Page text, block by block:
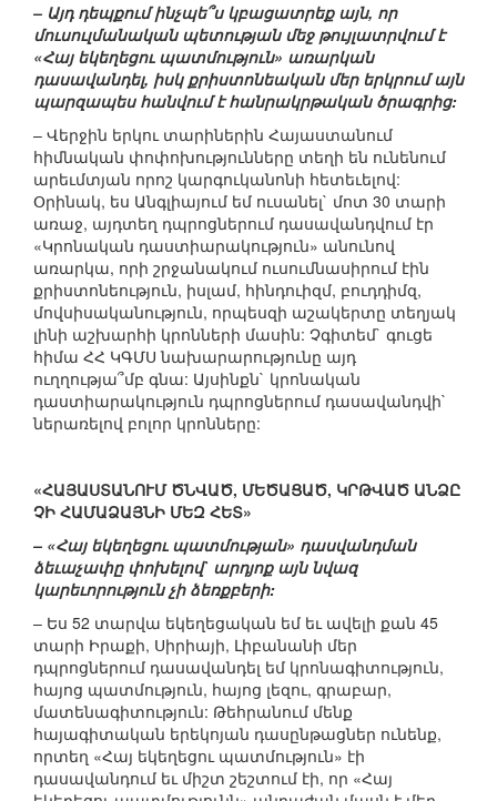
– Այդ դեպքում ինչպե՞ս կբացատրեք այն, որ
մուսուլմանական պետության մեջ թույլատրվում է
«Հայ եկեղեցու պատմություն» առարկան
դասավանդել, իսկ քրիստոնեական մեր երկրում այն
պարզապես հանվում է հանրակրթական ծրագրից:
– Վերջին երկու տարիներին Հայաստանում
հիմնական փոփոխությունները տեղի են ունենում
արեւմտյան որոշ կարգուկանոնի հետեւելով:
Օրինակ, ես Անգլիայում եմ ուսանել` մոտ 30 տարի
առաջ, այդտեղ դպրոցներում դասավանդվում էր
«Կրոնական դաստիարակություն» անունով
առարկա, որի շրջանակում ուսումնասիրում էին
քրիստոնեություն, իսլամ, հինդուիզմ, բուդդիմզ,
մովսիսականություն, որպեսզի աշակերտը տեղյակ
լինի աշխարհի կրոնների մասին: Չգիտեմ` գուցե
հիմա ՀՀ ԿԳՄՍ նախարարությունը այդ
ուղղությա՞մբ գնա: Այսինքն` կրոնական
դաստիարակություն դպրոցներում դասավանդվի`
ներառելով բոլոր կրոնները:
«ՀԱՅԱՍՏԱՆՈՒՄ ԾՆՎԱԾ, ՄԵԾԱՑԱԾ, ԿՐԹՎԱԾ ԱՆՁԸ
ՉԻ ՀԱՄԱՁԱՅՆԻ ՄԵԶ ՀԵՏ»
– «Հայ եկեղեցու պատմության» դասվանդման
ձեւաչափը փոխելով` արդյոք այն նվազ
կարեւորություն չի ձեռքբերի:
– Ես 52 տարվա եկեղեցական եմ եւ ավելի քան 45
տարի Իրաքի, Սիրիայի, Լիբանանի մեր
դպրոցներում դասավանդել եմ կրոնագիտություն,
հայոց պատմություն, հայոց լեզու, գրաբար,
մատենագիտություն: Թեհրանում մենք
հայագիտական երեկոյան դասընթացներ ունենք,
որտեղ «Հայ եկեղեցու պատմություն» էի
դասավանդում եւ միշտ շեշտում էի, որ «Հայ